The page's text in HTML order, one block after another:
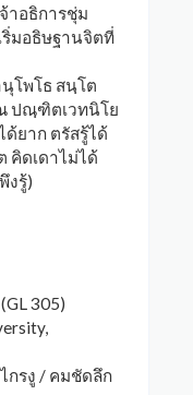
าอธิการชุ่ม
มอธิษฐานจิตที่
โพโธ สนฺโต
ปณฺฑิตเวทนิโย
ด้ยาก ตรัสรู้ได้
คิดเดาไม่ได้
งรู้)
305)
กรงู / คมชัดลึก